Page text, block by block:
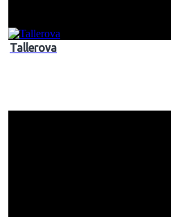
Tallerova